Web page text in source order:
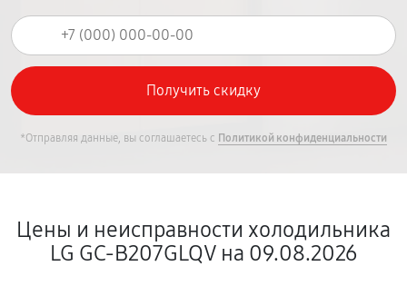
*Отправляя данные, вы соглашаетесь с Политикой конфиденциальности
Цены и неисправности холодильника
LG GC-B207GLQV на 09.08.2026